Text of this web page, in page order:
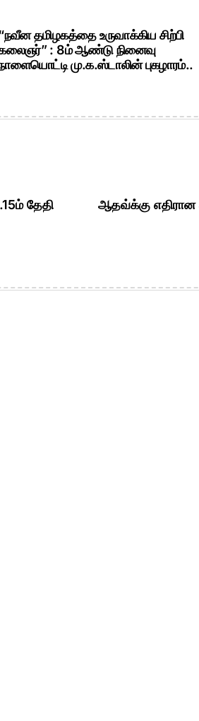
தமிழகத்தை உருவாக்கிய சிற்பி
: 8ம் ஆண்டு நினைவு
மு.க.ஸ்டாலின் புகழாரம்..
தேதி
ஆதவ்க்கு எதிரான